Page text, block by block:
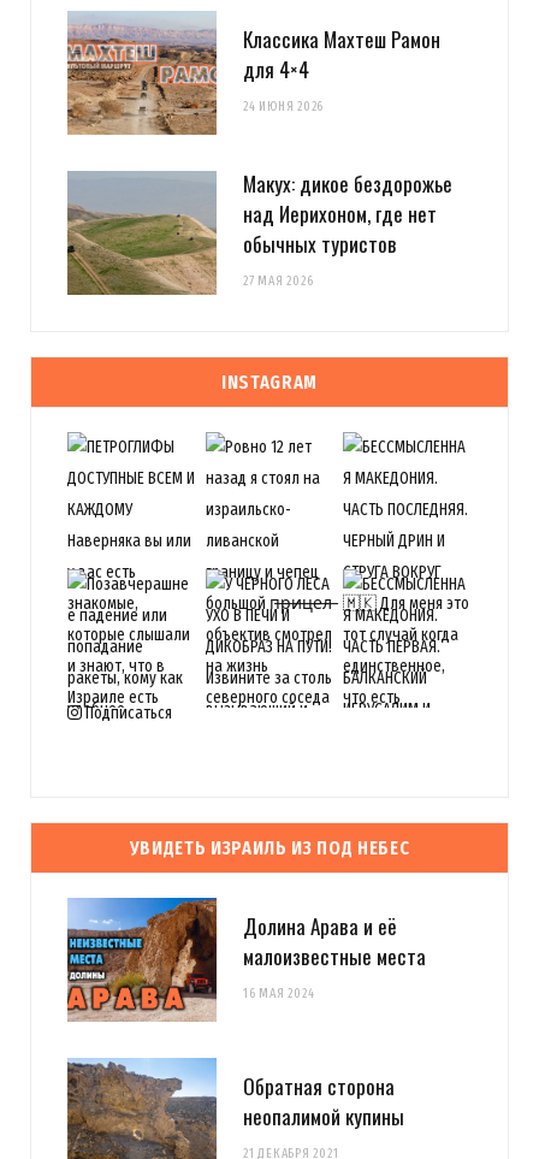
Классика Махтеш Рамон
для 4×4
24 ИЮНЯ 2026
Макух: дикое бездорожье
над Иерихоном, где нет
обычных туристов
27 МАЯ 2026
INSTAGRAM
Подписаться
УВИДЕТЬ ИЗРАИЛЬ ИЗ ПОД НЕБЕС
Долина Арава и её
малоизвестные места
16 МАЯ 2024
Обратная сторона
неопалимой купины
21 ДЕКАБРЯ 2021